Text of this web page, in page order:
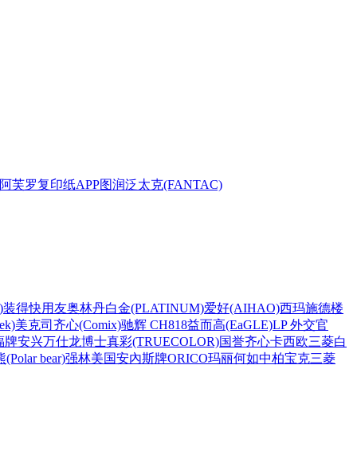
阿芙罗复印纸APP图润泛太克(FANTAC)
装得快用友奥林丹白金(PLATINUM)爱好(AIHAO)西玛施德楼
美克司 齐心(Comix)驰辉 CH818益而高(EaGLE)LP 外交官
牌安兴万仕龙博士真彩(TRUECOLOR)国誉齐心卡西欧三菱白
(Polar bear)强林美国安內斯牌ORICO玛丽何如中柏宝克三菱